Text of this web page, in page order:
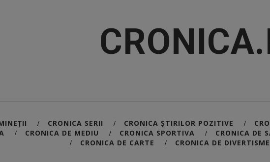
/ CRONICA SERII / CRONICA ȘTIRILOR POZITIVE /
/ CRONICA DE MEDIU / CRONICA SPORTIVA / CRONICA DE
/ CRONICA DE CARTE / CRONICA DE